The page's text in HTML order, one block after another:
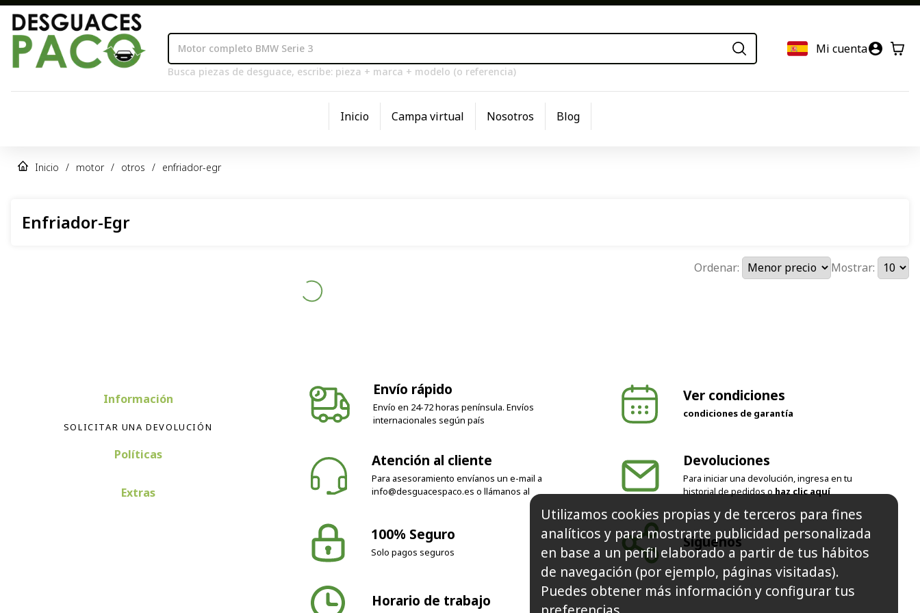
Busca piezas de desguace, escribe: pieza + marca + modelo (o referencia)
Mi cuenta
Inicio Campa virtual Nosotros Blog
Inicio / motor / otros / enfriador-egr
Enfriador-Egr
Ordenar: Mostrar:
Información
SOLICITAR UNA DEVOLUCIÓN
Políticas
Extras
Envío rápido
Envío en 24-72 horas península. Envíos
internacionales según país
Ver condiciones
condiciones de garantía
Atención al cliente
Para asesoramiento envíanos un e-mail a
info@desguacespaco.es o llámanos al
Devoluciones
Para iniciar una devolución, ingresa en tu
historial de pedidos ohaz clic aquí
100% Seguro
Solo pagos seguros
Síguenos
Horario de trabajo
Utilizamos cookies propias y de terceros para fines
analíticos y para mostrarte publicidad personalizada
en base a un perfil elaborado a partir de tus hábitos
de navegación (por ejemplo, páginas visitadas).
Puedes obtener más información y configurar tus